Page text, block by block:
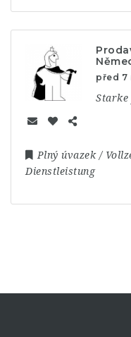
před 7
Starke
Plný úvazek /
Dienstleistung